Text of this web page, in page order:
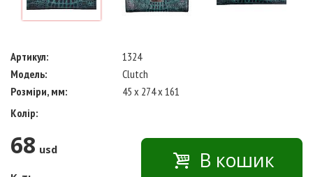
Артикул:
1324
Модель:
Clutch
Розміри, мм:
45 x 274 x 161
Колір:
68 usd
В кошик